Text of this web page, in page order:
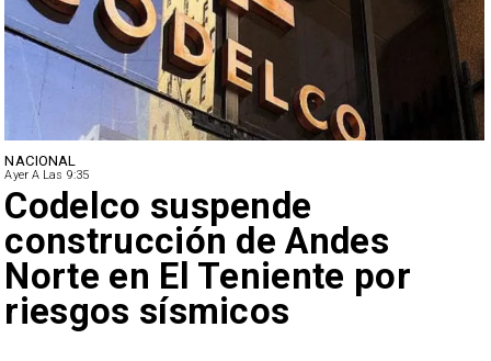
Andes
por
Lluvias
ciudades
nunca vistos